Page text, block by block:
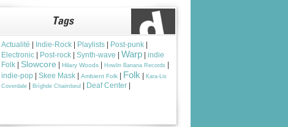
Actualité Indie-Rock Playlists Post-punk
Electronic
Post-rock Synth-wave Warp
indie
Folk
Slowcore Hilary Woods Howlin Banana Records
indie-pop
Skee Mask Ambient Folk Folk
Kara-Lis
Coverdale
Brìghde Chaimbeul Deaf Center